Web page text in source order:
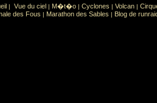
Sport: Sports extr�mes
| Vue du ciel | M�t�o | Cyclones | Volcan |
des Fous | Marathon des Sables | Blog de